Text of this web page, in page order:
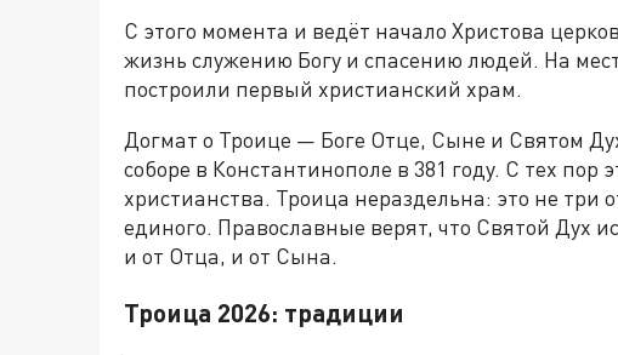
С этого момента и ведёт начало Христова
жизнь служению Богу и спасению людей. На
построили первый христианский храм.
Догмат о Троице — Боге Отце, Сыне и Святом
соборе в Константинополе в 381 году. С тех пор
христианства. Троица нераздельна: это не три
единого. Православные верят, что Святой Дух
и от Отца, и от Сына.
Троица 2026: традиции